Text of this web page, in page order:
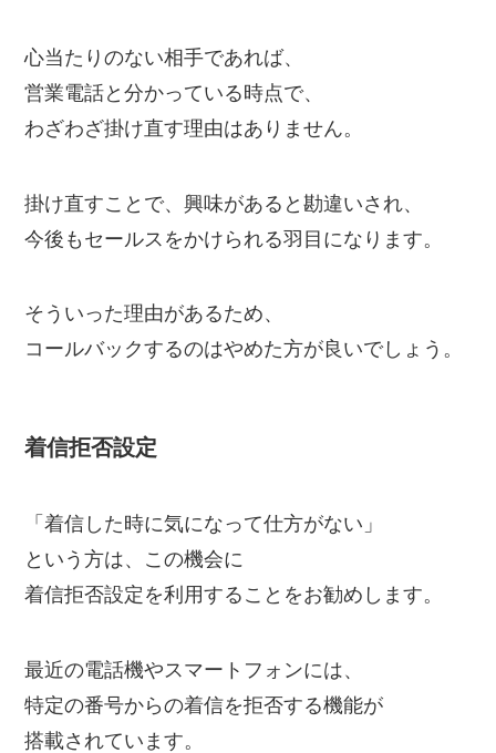
心当たりのない相手であれば、
営業電話と分かっている時点で、
わざわざ掛け直す理由はありません。
掛け直すことで、興味があると勘違いされ、
今後もセールスをかけられる羽目になります。
そういった理由があるため、
コールバックするのはやめた方が良いでしょう。
着信拒否設定
「着信した時に気になって仕方がない」
という方は、この機会に
着信拒否設定を利用することをお勧めします。
最近の電話機やスマートフォンには、
特定の番号からの着信を拒否する機能が
搭載されています。